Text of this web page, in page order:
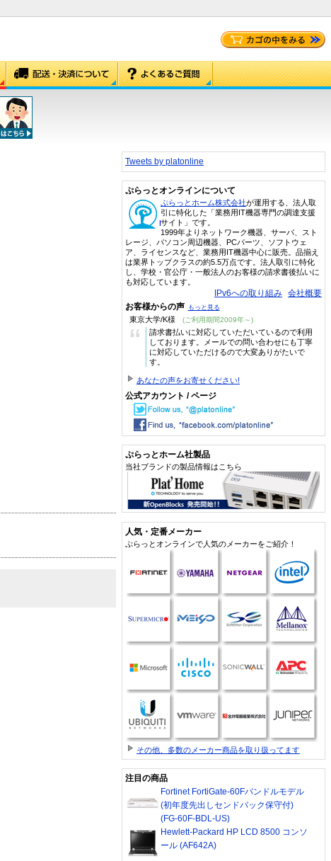
Tweets by platonline
ぷらっとオンラインについて
ぷらっとホーム株式会社が運用する、法人取
引に特化した「業務用IT機器専門の調達支援
サイト」です。
1999年よりネットワーク機器、サーバ、スト
レージ、パソコン周辺機器、PCパーツ、ソフトウェ
ア、ライセンスなど、業務用IT機器中心に販売。品揃え
は業界トップクラスの約5.5万点です。法人取引に特化
し、学校・官公庁・一般法人のお客様の請求書後払いに
も対応しています。
IPv6への取り組み 会社概要
お客様からの声 もっと見る
東京大学/K様 (ご利用期間2009年～)
“
請求書払いに対応していただいているので利用
しております。メールでの問い合わせにも丁寧
に対応していただけるので大変ありがたいで
す。
あなたの声をお寄せください!
公式アカウント / ページ
ぷらっとホーム社製品
当社ブランドの製品情報はこちら
人気・定番メーカー
ぷらっとオンラインで人気のメーカーをご紹介！
その他、多数のメーカー商品を取り扱ってます
注目の商品
Fortinet FortiGate-60Fバンドルモデル
(初年度先出しセンドバック保守付)
(FG-60F-BDL-US)
Hewlett-Packard HP LCD 8500 コンソ
ール (AF642A)